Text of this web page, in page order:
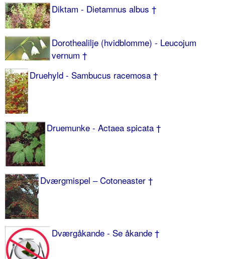
Diktam - Dietamnus albus †
Dorothealilje (hvidblomme) - Leucojum
vernum †
Druehyld - Sambucus racemosa †
Druemunke - Actaea spicata †
Dværgmispel – Cotoneaster †
Dværgåkande - Se åkande †